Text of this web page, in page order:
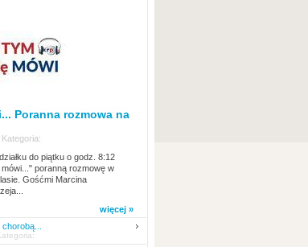
Poranna rozmowa na
do piątku o godz. 8:12
poranną rozmowę w
Gośćmi Marcina
więcej »